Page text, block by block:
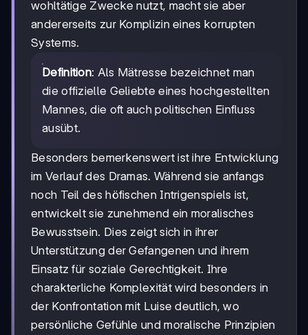
wohltätige Zwecke nutzt, macht sie aber
andererseits zur Komplizin eines korrupten
Systems.
Definition: Als Mätresse bezeichnet man
die offizielle Geliebte eines hochgestellten
Mannes, die oft auch politischen Einfluss
ausübt.
Besonders bemerkenswert ist ihre Entwicklung
im Verlauf des Dramas. Während sie anfangs
noch Teil des höfischen Intrigenspiels ist,
entwickelt sie zunehmend ein moralisches
Bewusstsein. Dies zeigt sich in ihrer
Unterstützung der Gefangenen und ihrem
Einsatz für soziale Gerechtigkeit. Ihre
charakterliche Komplexität wird besonders in
der Konfrontation mit Luise deutlich, wo
persönliche Gefühle und moralische Prinzipien